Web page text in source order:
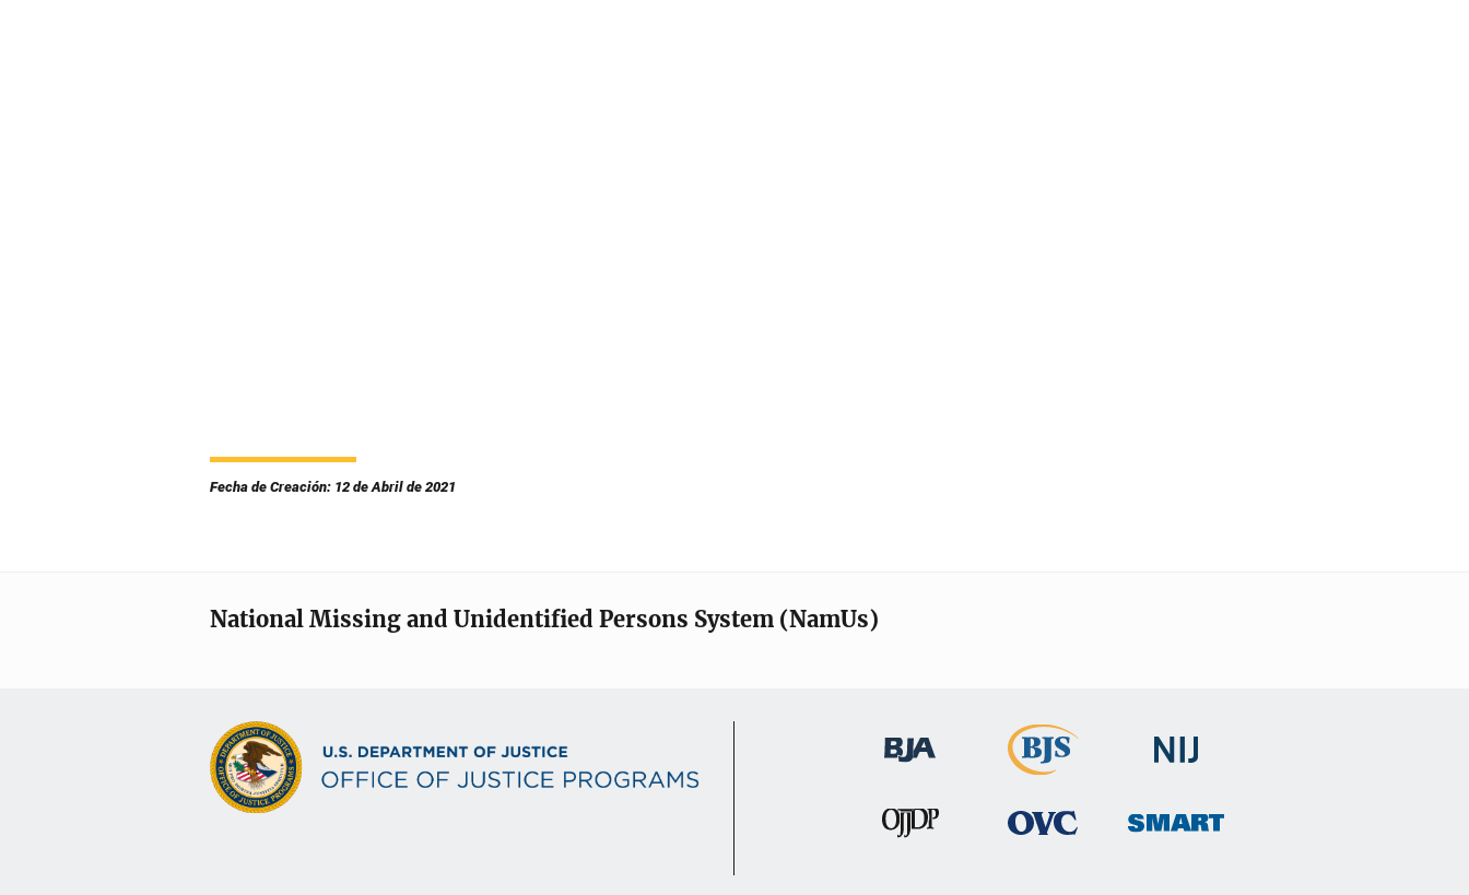
Fecha de Creación: 12 de Abril de 2021
National Missing and Unidentified Persons System (NamUs)